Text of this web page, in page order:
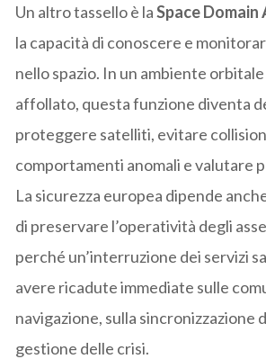
Un altro tassello è laSpace Domain
la capacità di conoscere e
nello spazio. In un ambiente
affollato, questa funzione diventa
proteggere satelliti, evitare
comportamenti anomali e valutare
La sicurezza europea dipende
di preservare l’operatività degli
perché un’interruzione dei servizi
avere ricadute immediate sulle
navigazione, sulla sincronizzazione
gestione delle crisi.